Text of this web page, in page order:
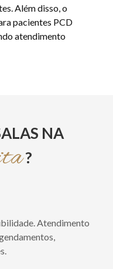
Além disso, o
pacientes PCD
atendimento
NA
?
Atendimento